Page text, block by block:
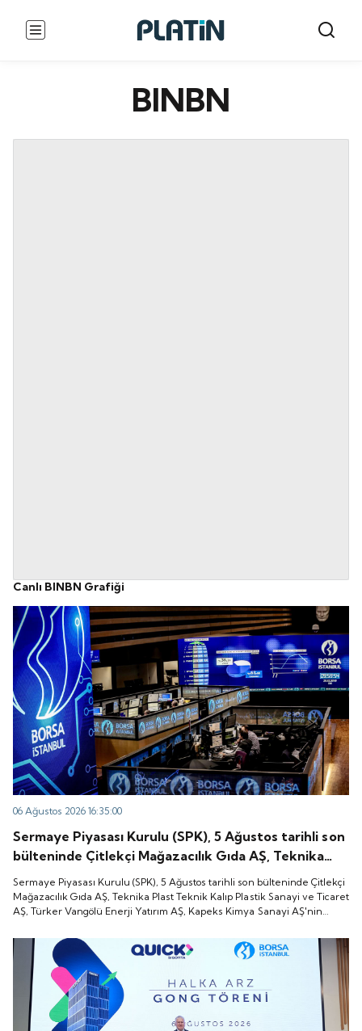
BINBN
Canlı BINBN Grafiği
06 Ağustos 2026 16:35:00
Sermaye Piyasası Kurulu (SPK), 5 Ağustos tarihli son
bülteninde Çitlekçi Mağazacılık Gıda AŞ, Teknika
Plast Teknik Kalıp Plastik Sanayi ve Ticaret AŞ,
Türker Vangölü Enerji Yatırım AŞ, Kapeks Kimya
Sanayi AŞ'nin halka arzlarına onay verdiği duyurdu.
Sermaye Piyasası Kurulu (SPK), 5 Ağustos tarihli son bülteninde Çitlekçi
Mağazacılık Gıda AŞ, Teknika Plast Teknik Kalıp Plastik Sanayi ve Ticaret
AŞ, Türker Vangölü Enerji Yatırım AŞ, Kapeks Kimya Sanayi AŞ'nin